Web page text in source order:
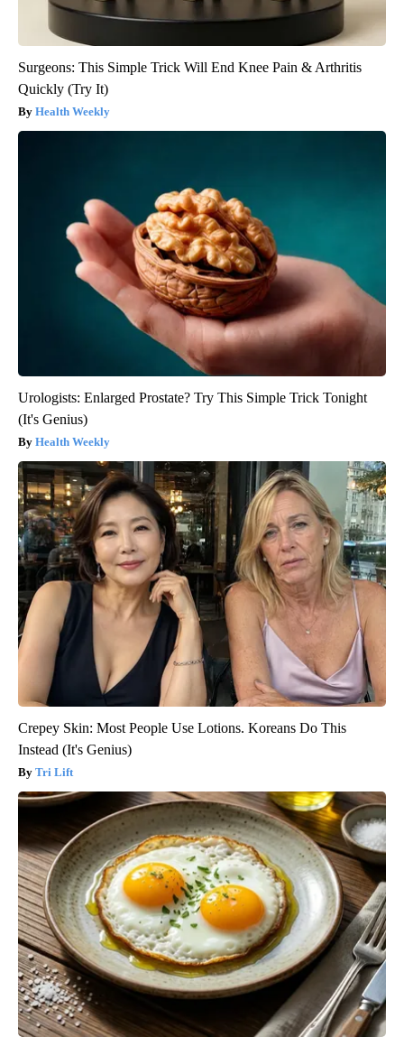
Surgeons: This Simple Trick Will End Knee Pain & Arthritis
Quickly (Try It)
Health Weekly
Urologists: Enlarged Prostate? Try This Simple Trick Tonight
(It's Genius)
Health Weekly
Crepey Skin: Most People Use Lotions. Koreans Do This
Instead (It's Genius)
Tri Lift